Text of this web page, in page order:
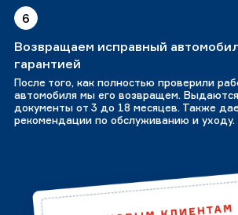
6
Возвращаем исправный
гарантией
После того, как полностью проверили
автомобиля мы его возвращем.
документы от 3 до 18 месяцев. Также
рекомендации по обслуживанию и уходу.